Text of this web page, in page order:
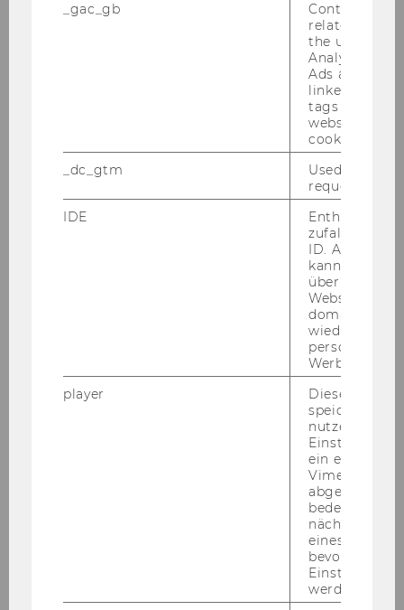
Mobiltelefonnummer des Fahrers:
_gac_gb
Contains
related
the user. If
Analytics and
Ads accounts
linked, the
tags on the
website read
cookie.
_dc_gtm
Used to
request rate.
IDE
Enthält eine
ID. Anhand
kann Google
über
Websites
Werbung
player
Dieses Cookie
speichert
ein
Vimeo-Video
abgespielt
bedeutet,
nächsten
eines Vimeo-
bevorzugten
werden.